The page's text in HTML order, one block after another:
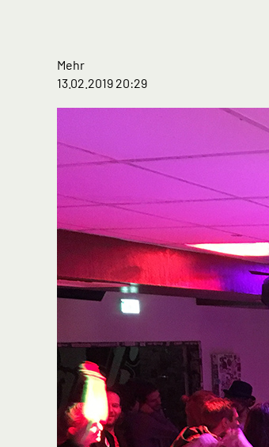
Mehr
13.02.2019 20:29